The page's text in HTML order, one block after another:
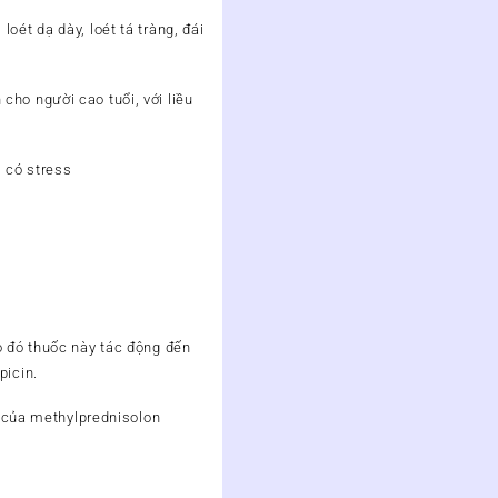
dạ dày, loét tá tràng, đái
người cao tuổi, với liều
có stress
đó thuốc này tác động đến
methylprednisolon